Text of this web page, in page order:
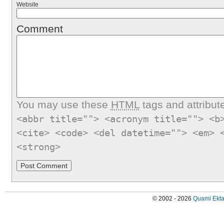
Website
Comment
You may use these HTMLtags and
<abbr title=""> <acronym title="">
<cite> <code> <del datetime="">
<strong>
© 2002 - 2026 Quami